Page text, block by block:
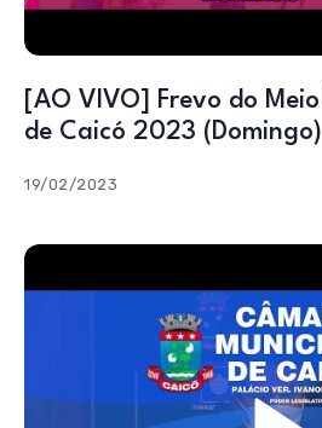
[AO VIVO] Frevo do Meio Dia | Carnaval
de Caicó 2023 (Domingo)
19/02/2023